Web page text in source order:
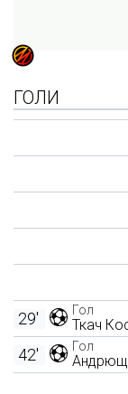
ГОЛИ
Гол
Ткач
29'
Гол
42'